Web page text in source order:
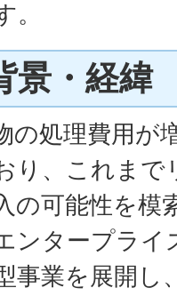
景・経緯
の処理費用が
り、これまで
の可能性を模
ンタープライ
事業を展開し